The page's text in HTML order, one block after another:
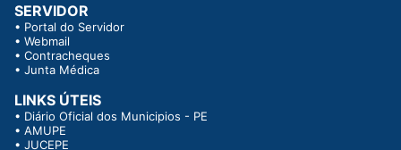
SERVIDOR
• Portal do Servidor
• Webmail
• Contracheques
• Junta Médica
LINKS ÚTEIS
• Diário Oficial dos Municipios - PE
• AMUPE
• JUCEPE